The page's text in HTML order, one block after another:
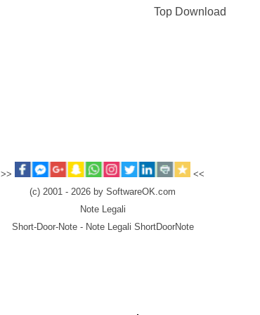
Top Download
>>
<<
(c) 2001 - 2026 by SoftwareOK.com
Note Legali
Short-Door-Note - Note Legali ShortDoorNote